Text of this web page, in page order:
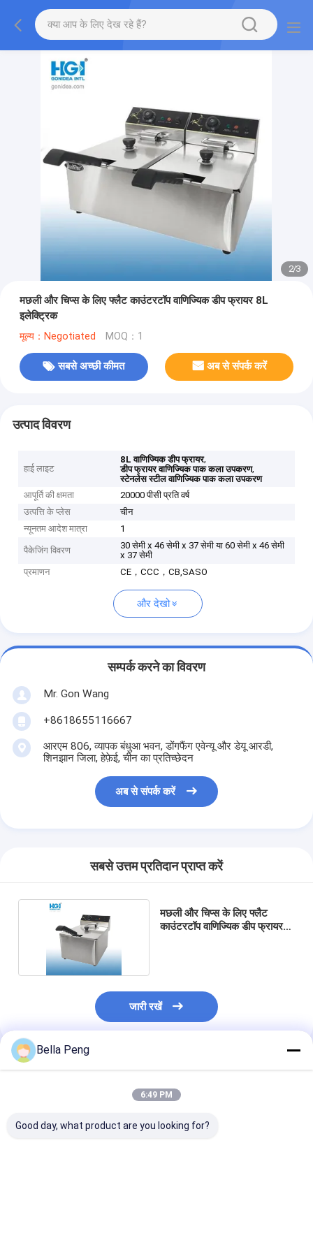
2/3
मछली और चिप्स के लिए फ्लैट काउंटरटॉप वाणिज्यिक डीप फ्रायर 8L
इलेक्ट्रिक
मूल्य：Negotiated MOQ：1
सबसे अच्छी कीमत अब से संपर्क करें
उत्पाद विवरण
हाई लाइट
8L वाणिज्यिक डीप फ्रायर,
डीप फ्रायर वाणिज्यिक पाक कला उपकरण,
स्टेनलेस स्टील वाणिज्यिक पाक कला उपकरण
आपूर्ति की क्षमता
20000 पीसी प्रति वर्ष
उत्पत्ति के प्लेस
चीन
न्यूनतम आदेश मात्रा
1
पैकेजिंग विवरण
30 सेमी x 46 सेमी x 37 सेमी या 60 सेमी x 46 सेमी
x 37 सेमी
प्रमाणन
CE，CCC，CB,SASO
और देखो
सम्पर्क करने का विवरण
Mr. Gon Wang
+8618655116667
आरएम 806, व्यापक बंधुआ भवन, डोंगफैंग एवेन्यू और डेयू आरडी,
शिनझान जिला, हेफ़ेई, चीन का प्रतिच्छेदन
अब से संपर्क करें
सबसे उत्तम प्रतिदान प्राप्त करें
मछली और चिप्स के लिए फ्लैट
काउंटरटॉप वाणिज्यिक डीप फ्रायर
जारी रखें
अनुशंसित उत्पाद
Bella Peng
6:49 PM
Good day, what product are you looking for?